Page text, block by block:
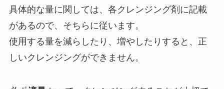
具体的な量に関しては、各クレンジング剤に記載
があるので、そちらに従います。
使用する量を減らしたり、増やしたりすると、正
しいクレンジングができません。